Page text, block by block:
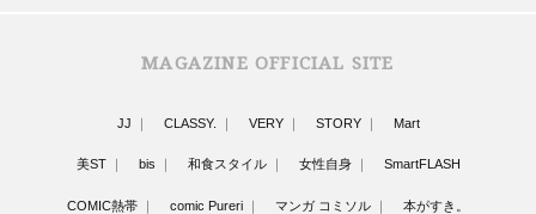
MAGAZINE OFFICIAL SITE
JJ CLASSY. VERY STORY Mart
美ST bis 和食スタイル 女性自身 SmartFLASH
COMIC熱帯 comic Pureri マンガ コミソル 本がすき。